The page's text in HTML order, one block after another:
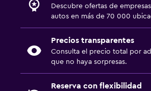
Descubre ofertas de
autos en más de 70 000
Precios transparentes
Consulta el precio total por
que no haya sorpresas.
Reserva con flexibilidad